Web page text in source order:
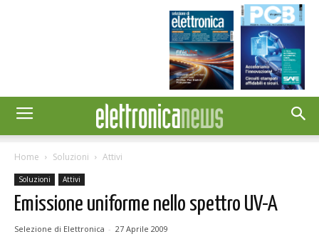
Home Soluzioni Attivi
Soluzioni Attivi
Emissione uniforme nello spettro UV-A
Selezione di Elettronica - 27 Aprile 2009